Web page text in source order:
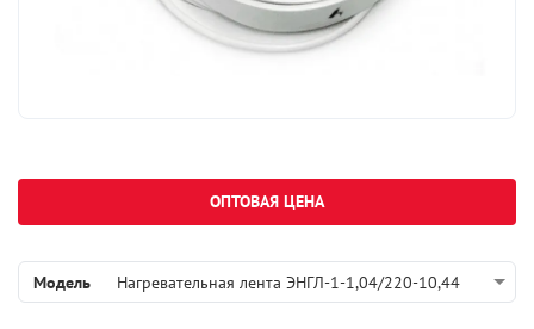
Модель Нагревательная лента ЭНГЛ-1-1,04/220-10,44
ОПТОВАЯ ЦЕНА